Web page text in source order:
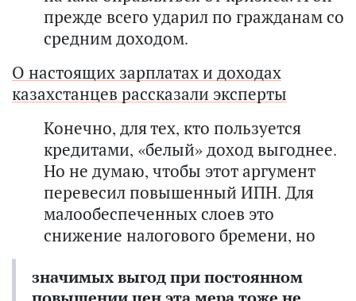
прежде всего ударил по гражданам со
средним доходом.
О настоящих зарплатах и доходах
казахстанцев рассказали эксперты
Конечно, для тех, кто пользуется
кредитами, «белый» доход выгоднее.
Но не думаю, чтобы этот аргумент
перевесил повышенный ИПН. Для
малообеспеченных слоев это
снижение налогового бремени, но
значимых выгод при постоянном